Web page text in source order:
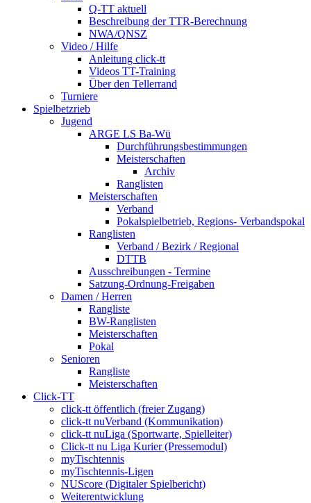
Q-TT aktuell
Beschreibung der TTR-Berechnung
NWA/QNSZ
Video / Hilfe
Anleitung click-tt
Videos TT-Training
Über den Tellerrand
Turniere
Spielbetzrieb
Jugend
ARGE LS Ba-Wü
Durchführungsbestimmungen
Meisterschaften
Archiv
Ranglisten
Meisterschaften
Verband
Pokalspielbetrieb, Regions- Verbandspokal
Ranglisten
Verband / Bezirk / Regional
DTTB
Ausschreibungen - Termine
Satzung-Ordnung-Freigaben
Damen / Herren
Rangliste
BW-Ranglisten
Meisterschaften
Pokal
Senioren
Rangliste
Meisterschaften
Click-TT
click-tt öffentlich (freier Zugang)
click-tt nuVerband (Kommunikation)
click-tt nuLiga (Sportwarte, Spielleiter)
Click-tt nu Liga Kurier (Pressemodul)
myTischtennis
myTischtennis-Ligen
NUScore (Digitaler Spielbericht)
Weiterentwicklung